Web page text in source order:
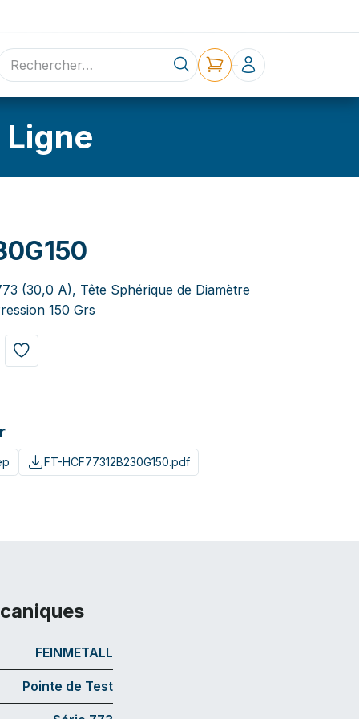
Contact
(30,0 A), Tête Sphérique de Diamètre
150 Grs
FT-HCF77312B230G150.pdf
FEINMETALL
Pointe de Test